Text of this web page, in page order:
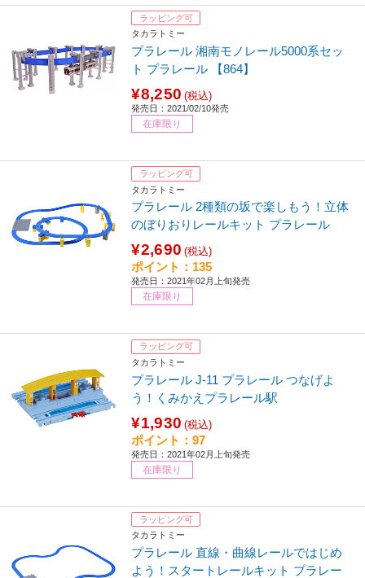
ラッピング可
タカラトミー
プラレール 湘南モノレール5000系セッ
ト プラレール 【864】
¥8,250 (税込)
発売日：2021/02/10発売
在庫限り
ラッピング可
タカラトミー
プラレール 2種類の坂で楽しもう！立体
のぼりおりレールキット プラレール
¥2,690 (税込)
ポイント：135
発売日：2021年02月上旬発売
在庫限り
ラッピング可
タカラトミー
プラレール J-11 プラレール つなげよ
う！くみかえプラレール駅
¥1,930 (税込)
ポイント：97
発売日：2021年02月上旬発売
在庫限り
ラッピング可
タカラトミー
プラレール 直線・曲線レールではじめ
よう！スタートレールキット プラレー